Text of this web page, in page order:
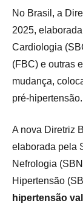
No Brasil, a
2025,
Cardiologia
(FBC) e outras
mudança,
pré-hipertensão.
A nova Diretriz
elaborada pela
Nefrologia
Hipertensão
hipertensão